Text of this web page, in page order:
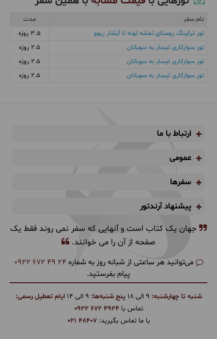
نام سفر
مدت
تور ترکینگ روستای تمشه لونه تا آبشار ریوو
3.5 روزه
تور سوارکاری لیسار به سوباتان
2.5 روزه
تور سوارکاری لیسار به سوباتان
2.5 روزه
تور سوارکاری لیسار به سوباتان
2.5 روزه
ارتباط با ما
عمومی
سفرها
پیشنهاد آرندتور
جهان یک کتاب است و آنهایی که سفر نمی روند فقط یک
صفحه از آن را می خوانند.
می‌توانید هر ساعتی از شبانه روز به شماره 0922 672 49 24
پیام بفرستید.
شنبه تا چهارشنبه: پنج شنبه‌ها:
ایام تعطیل رسمی:
تماس با0922 672 4924
با ما تماس بگیرید:021 48407